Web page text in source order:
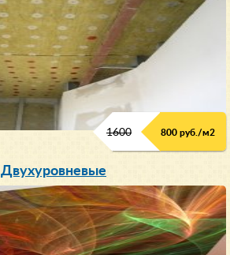
1600 800 руб./м2
Двухуровневые